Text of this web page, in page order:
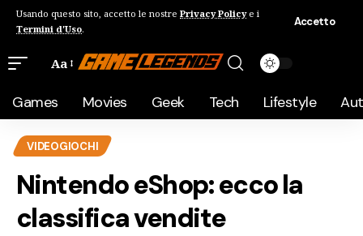
Usando questo sito, accetto le nostre Privacy Policye i
Termini d'Uso.
Accetto
Aa
Games Movies Geek Tech Lifestyle
VIDEOGIOCHI
Nintendo eShop: ecco la
classifica vendite